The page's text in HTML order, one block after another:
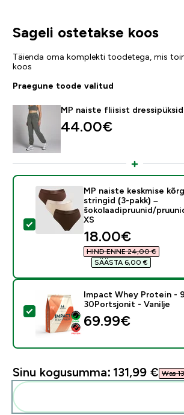
Sageli ostetakse koos
Täienda oma komplekti toodetega, mis
koos
Praegune toode valitud
MP naiste fliisist
44.00€‎
Vali see toode - MP naiste
MP naiste keskmise
stringid (3-pakk) –
šokolaadipruunid/
XS
discounted
18.00€‎
HIND ENNE 24,00 €‎
SÄÄSTA 6,00 €‎
Vali see toode - Impact Whey
Impact Whey Protein -
30Portsjonit - Vanilje
69.99€‎
Sinu kogusumma: 131,99 €‎ Was